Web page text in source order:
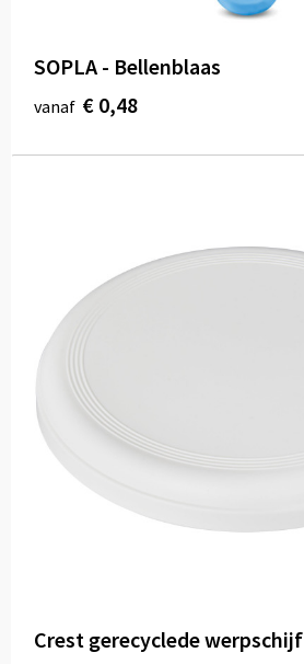
SOPLA - Bellenblaas
vanaf € 0,48
Crest gerecyclede werpschijf